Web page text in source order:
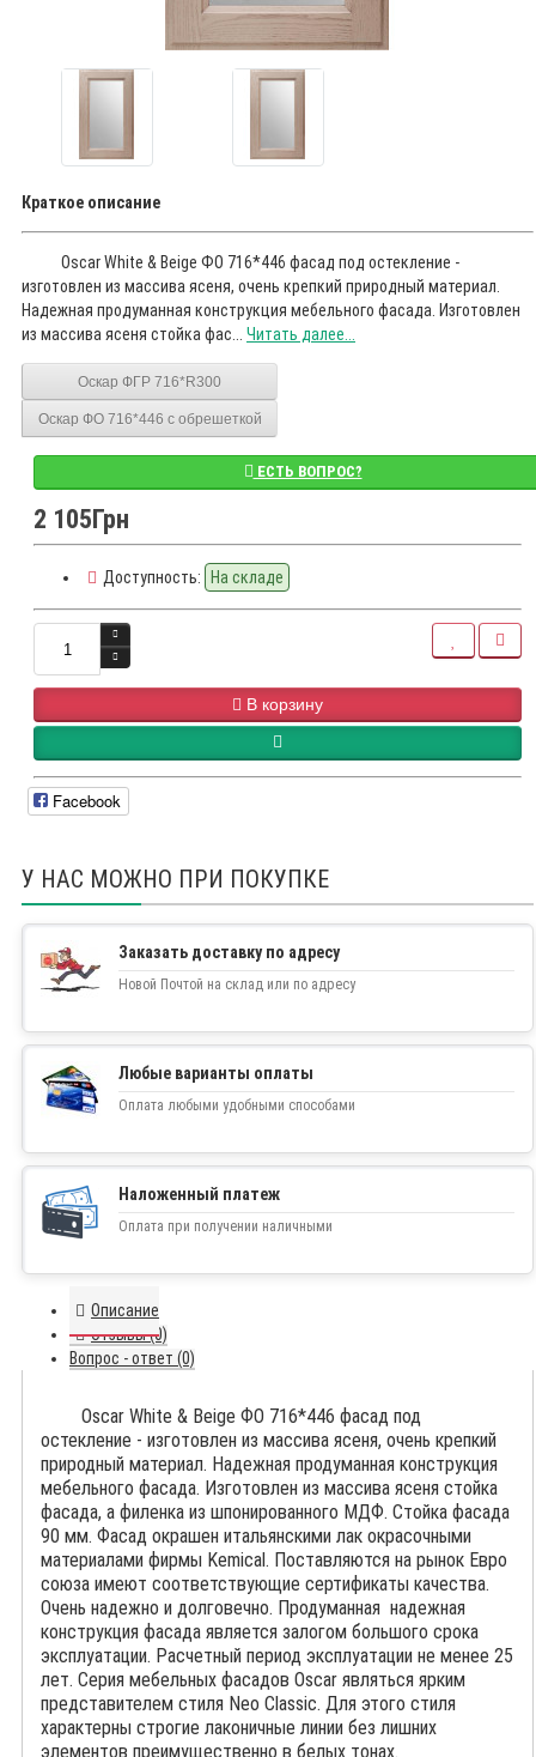
Краткое описание
Oscar White & Beige ФО 716*446 фасад под остекление -
изготовлен из массива ясеня, очень крепкий природный материал.
Надежная продуманная конструкция мебельного фасада. Изготовлен
из массива ясеня стойка фас... Читать далее...
Оскар ФГР 716*R300
Оскар ФО 716*446 с обрешеткой
ЕСТЬ ВОПРОС?
2 105Грн
Доступность: На складе
В корзину
Facebook
У НАС МОЖНО ПРИ ПОКУПКЕ
Заказать доставку по адресу
Новой Почтой на склад или по адресу
Любые варианты оплаты
Оплата любыми удобными способами
Наложенный платеж
Оплата при получении наличными
Описание
Отзывы (0)
Вопрос - ответ (0)
Oscar White & Beige ФО 716*446 фасад под
остекление - изготовлен из массива ясеня, очень крепкий
природный материал. Надежная продуманная конструкция
мебельного фасада. Изготовлен из массива ясеня стойка
фасада, а филенка из шпонированного МДФ. Стойка фасада
90 мм. Фасад окрашен итальянскими лак окрасочными
материалами фирмы Kemical. Поставляются на рынок Евро
союза имеют соответствующие сертификаты качества.
Очень надежно и долговечно. Продуманная надежная
конструкция фасада является залогом большого срока
эксплуатации. Расчетный период эксплуатации не менее 25
лет. Серия мебельных фасадов Oscar являться ярким
представителем стиля Neo Classiс. Для этого стиля
характерны строгие лаконичные линии без лишних
элементов преимущественно в белых тонах.